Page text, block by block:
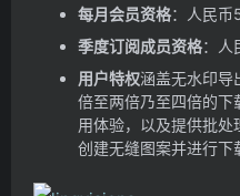
每月会员资格：人民币
季度订阅成员资格：人
用户特权涵盖无水印导
倍至两倍乃至四倍的
用体验，以及提供批
创建无缝图案并进行下